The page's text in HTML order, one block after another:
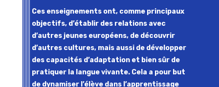
Ces enseignements ont, comme principaux
objectifs, d’établir des relations avec
d’autres jeunes européens, de découvrir
d’autres cultures, mais aussi de développer
des capacités d’adaptation et bien sûr de
pratiquer la langue vivante. Cela a pour but
de dynamiser l’élève dans l’apprentissage